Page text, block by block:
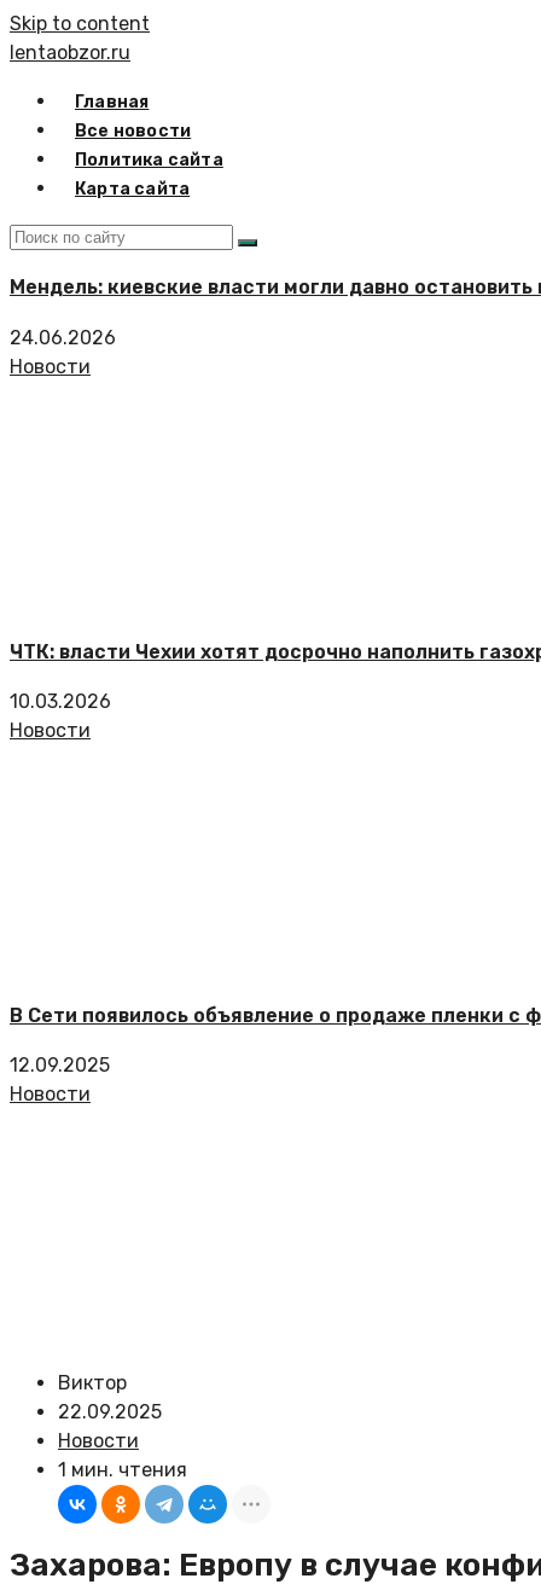
Skip to content
lentaobzor.ru
Главная
Все новости
Политика сайта
Карта сайта
Мендель: киевские власти могли давно
24.06.2026
Новости
ЧТК: власти Чехии хотят досрочно наполнить
10.03.2026
Новости
В Сети появилось объявление о продаже пленки с
12.09.2025
Новости
Виктор
22.09.2025
Новости
1 мин. чтения
Захарова: Европу в случае